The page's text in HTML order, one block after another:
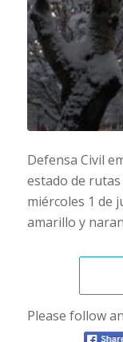
Defensa Civil
estado de
miércoles 1 de
amarillo y
Please follow